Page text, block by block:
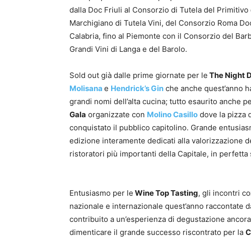
dalla Doc Friuli al Consorzio di Tutela del Primitivo
Marchigiano di Tutela Vini, del Consorzio Roma
Calabria, fino al Piemonte con il Consorzio del
Grandi Vini di Langa e del Barolo.
Sold out già dalle prime giornate per le The Night
Molisana e Hendrick’s Gin che anche quest’anno
grandi nomi dell’alta cucina; tutto esaurito anche
Gala organizzate con Molino Casillo dove la pizza
conquistato il pubblico capitolino. Grande
edizione interamente dedicati alla valorizzazione
ristoratori più importanti della Capitale, in
Entusiasmo per le Wine Top Tasting, gli incontri
nazionale e internazionale quest’anno raccontate
contribuito a un’esperienza di degustazione
dimenticare il grande successo riscontrato per la